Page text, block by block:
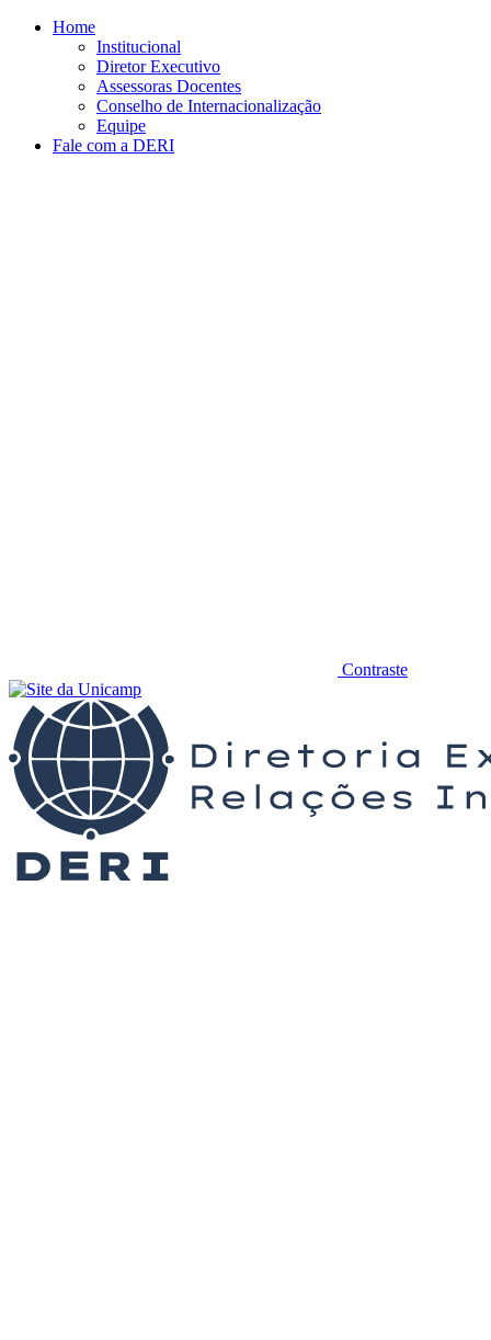
Conteúdo principal
Home
Institucional
Diretor Executivo
Assessoras Docentes
Conselho de Internacionalização
Equipe
Fale com a DERI
Contraste